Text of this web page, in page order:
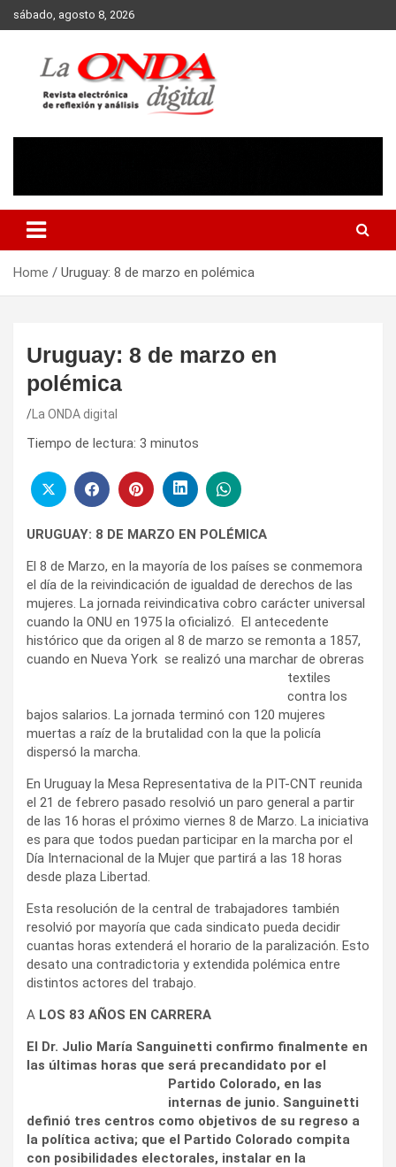
Skip
to
sábado, agosto 8, 2026
Home Uruguay: 8 de marzo en polémica
Uruguay: 8 de marzo en
polémica
La ONDA digital
Tiempo de lectura: 3 minutos
URUGUAY: 8 DE MARZO EN POLÉMICA
El 8 de Marzo, en la mayoría de los países se conmemora
el día de la reivindicación de igualdad de derechos de las
mujeres. La jornada reivindicativa cobro carácter universal
cuando la ONU en 1975 la oficializó. El antecedente
histórico que da origen al 8 de marzo se remonta a 1857,
cuando en Nueva York se realizó una marchar de obreras
textiles
contra los
bajos salarios. La jornada terminó con 120 mujeres
muertas a raíz de la brutalidad con la que la policía
dispersó la marcha.
En Uruguay la Mesa Representativa de la PIT-CNT reunida
el 21 de febrero pasado resolvió un paro general a partir
de las 16 horas el próximo viernes 8 de Marzo. La iniciativa
es para que todos puedan participar en la marcha por el
Día Internacional de la Mujer que partirá a las 18 horas
desde plaza Libertad.
Esta resolución de la central de trabajadores también
resolvió por mayoría que cada sindicato pueda decidir
cuantas horas extenderá el horario de la paralización. Esto
desato una contradictoria y extendida polémica entre
distintos actores del trabajo.
A LOS 83 AÑOS EN CARRERA
El Dr. Julio María Sanguinetti confirmo finalmente en
las últimas horas que será precandidato por el
Partido Colorado, en las
internas de junio. Sanguinetti
definió tres centros como objetivos de su regreso a
la política activa; que el Partido Colorado compita
con posibilidades electorales, instalar en la